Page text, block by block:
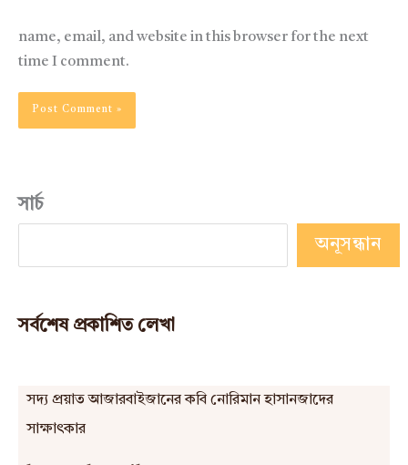
name, email, and website in this browser for the next
time I comment.
সার্চ
অনূসন্ধান
সর্বশেষ প্রকাশিত লেখা
সদ্য প্রয়াত আজারবাইজানের কবি নোরিমান হাসানজাদের
সাক্ষাৎকার